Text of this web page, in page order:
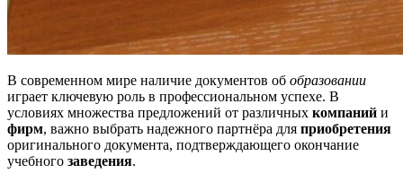
В современном мире наличие документов об образовании
играет ключевую роль в профессиональном успехе. В
условиях множества предложений от различных компаний и
фирм, важно выбрать надежного партнёра для приобретения
оригинального документа, подтверждающего окончание
учебного заведения.